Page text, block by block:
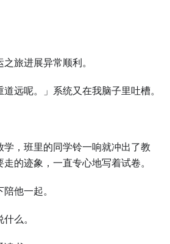
旅进展异常顺利。
道远呢。」系统又在我脑子里吐槽。
学，班里的同学铃一响就冲出了教
的迹象，一直专心地写着试卷。
他一起。
么。